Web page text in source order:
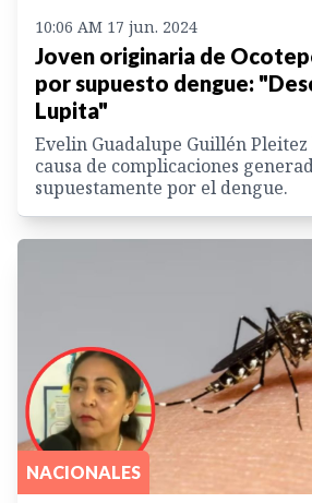
10:06 AM 17 jun. 2024
Joven originaria de
por supuesto dengue:
Lupita"
Evelin Guadalupe Guillén
causa de complicaciones
supuestamente por el dengue.
NACIONALES